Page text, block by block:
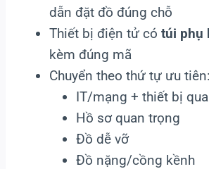
dẫn đặt đồ đúng chỗ
Thiết bị điện tử có túi phụ
kèm đúng mã
Chuyển theo thứ tự ưu tiên:
IT/mạng + thiết bị
Hồ sơ quan trọng
Đồ dễ vỡ
Đồ nặng/cồng kềnh